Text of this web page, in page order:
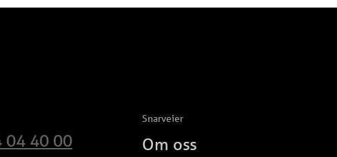
04 40 00
Snarveier
Om oss